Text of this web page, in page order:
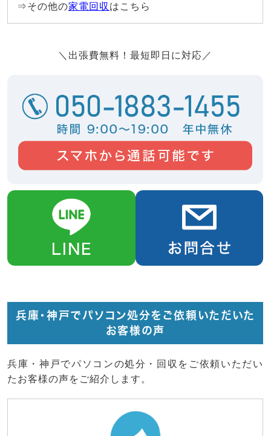
⇒その他の家電回収 はこちら
＼出張費無料！最短即日に対応／
兵庫・神戸でパソコン処分をご依頼いただいた
お客様の声
兵庫・神戸でパソコンの処分・回収をご依頼いただい
たお客様の声をご紹介します。